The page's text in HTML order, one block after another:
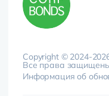
Copyright © 2024-
Все права
Информация об